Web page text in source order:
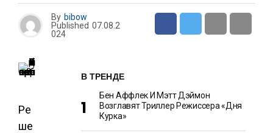
By bibow
Published 07.08.2
024
Ре
ше
В ТРЕНДЕ
Бен Аффлек И Мэтт Дэймон
Возглавят Триллер Режиссера «Дня
Курка»